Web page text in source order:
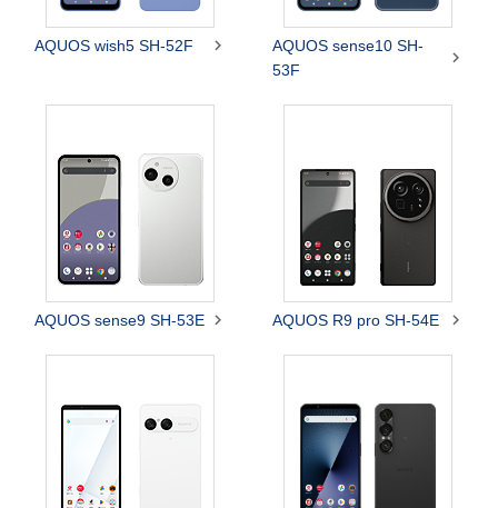
AQUOS wish5 SH-52F 
AQUOS sense10 SH-
53F

AQUOS sense9 SH-53E  AQUOS R9 pro SH-54E 